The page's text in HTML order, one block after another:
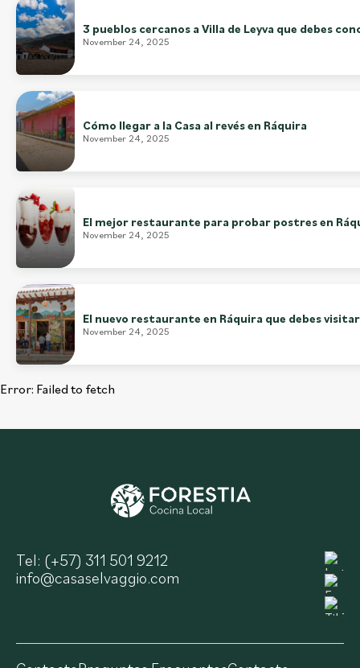
3 pueblos cercanos a Villa de Leyva que debes
November 24, 2025
Cómo llegar a la Casa al revés en Ráquira
November 24, 2025
El mejor restaurante para probar postres en
November 24, 2025
El nuevo restaurante en Ráquira que debes visitar
November 24, 2025
Error: Failed to fetch
Tel: (+57) 311 501 9212
info@casaselvaggio.com